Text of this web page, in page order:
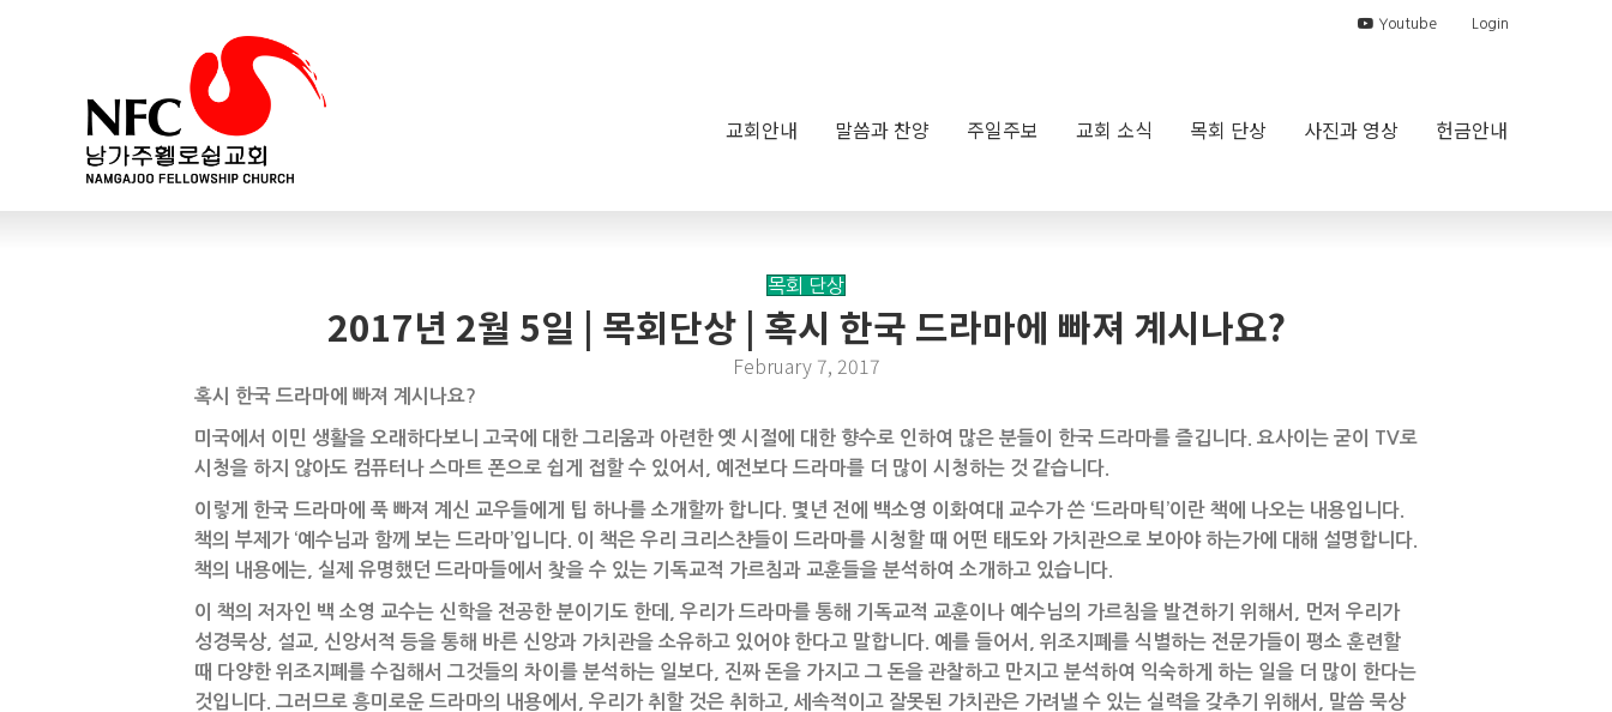
Youtube Login
교회안내 말씀과 찬양 주일주보 교회 소식 목회 단상 사진과 영상 헌금안내
목회 단상
2017년 2월 5일 | 목회단상 | 혹시 한국 드라마에 빠져 계시나요?
February 7, 2017
혹시 한국 드라마에 빠져 계시나요?
미국에서 이민 생활을 오래하다보니 고국에 대한 그리움과 아련한 옛 시절에 대한 향수로 인하여 많은 분들이 한국 드라마를 즐깁니다. 요사이는 굳이 TV로
시청을 하지 않아도 컴퓨터나 스마트 폰으로 쉽게 접할 수 있어서, 예전보다 드라마를 더 많이 시청하는 것 같습니다.
이렇게 한국 드라마에 푹 빠져 계신 교우들에게 팁 하나를 소개할까 합니다. 몇년 전에 백소영 이화여대 교수가 쓴 ‘드라마틱’이란 책에 나오는 내용입니다.
책의 부제가 ‘예수님과 함께 보는 드라마’입니다. 이 책은 우리 크리스챤들이 드라마를 시청할 때 어떤 태도와 가치관으로 보아야 하는가에 대해 설명합니다.
책의 내용에는, 실제 유명했던 드라마들에서 찾을 수 있는 기독교적 가르침과 교훈들을 분석하여 소개하고 있습니다.
이 책의 저자인 백 소영 교수는 신학을 전공한 분이기도 한데, 우리가 드라마를 통해 기독교적 교훈이나 예수님의 가르침을 발견하기 위해서, 먼저 우리가
성경묵상, 설교, 신앙서적 등을 통해 바른 신앙과 가치관을 소유하고 있어야 한다고 말합니다. 예를 들어서, 위조지폐를 식별하는 전문가들이 평소 훈련할
때 다양한 위조지폐를 수집해서 그것들의 차이를 분석하는 일보다, 진짜 돈을 가지고 그 돈을 관찰하고 만지고 분석하여 익숙하게 하는 일을 더 많이 한다는
것입니다. 그러므로 흥미로운 드라마의 내용에서, 우리가 취할 것은 취하고, 세속적이고 잘못된 가치관은 가려낼 수 있는 실력을 갖추기 위해서, 말씀 묵상